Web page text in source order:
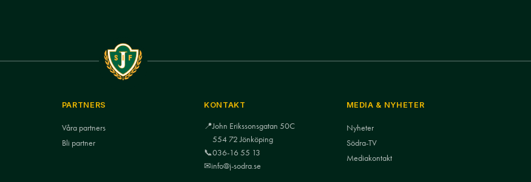
PARTNERS
Våra partners
Bli partner
KONTAKT
📍John Erikssonsgatan 50C
554 72 Jönköping
📞036-16 55 13
✉info@j-sodra.se
MEDIA & NYHETER
Nyheter
Södra-TV
Mediakontakt